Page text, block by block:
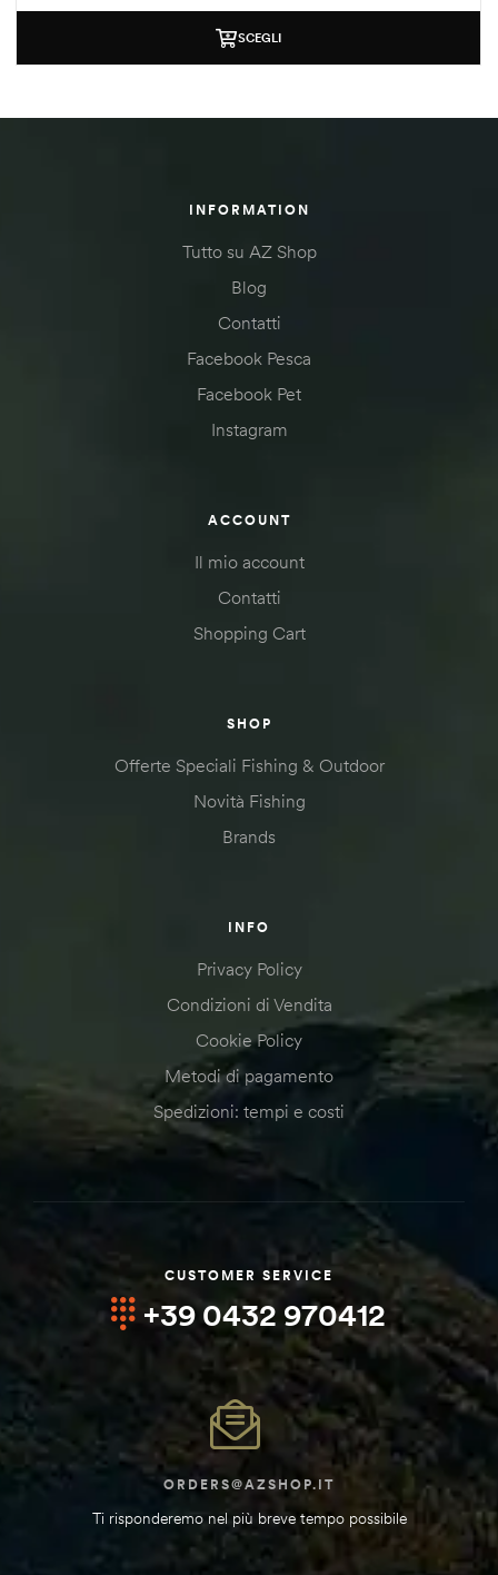
SCEGLI
INFORMATION
Tutto su AZ Shop
Blog
Contatti
Facebook Pesca
Facebook Pet
Instagram
ACCOUNT
Il mio account
Contatti
Shopping Cart
SHOP
Offerte Speciali Fishing & Outdoor
Novità Fishing
Brands
INFO
Privacy Policy
Condizioni di Vendita
Cookie Policy
Metodi di pagamento
Spedizioni: tempi e costi
CUSTOMER SERVICE
+39 0432 970412
ORDERS@AZSHOP.IT
Ti risponderemo nel più breve tempo possibile